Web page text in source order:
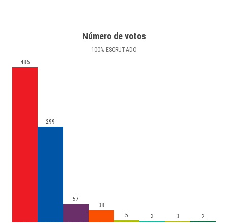
Número de votos
100% ESCRUTADO
486
299
57
38
5
3 3 2